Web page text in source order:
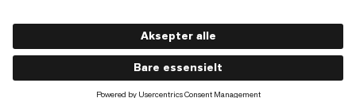
Retningslinjer for personvern